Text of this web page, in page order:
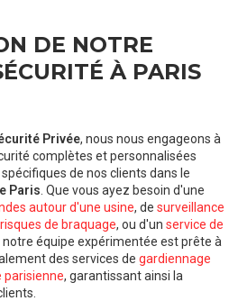
DE NOTRE
À PARIS
Privée, nous nous engageons à
complètes et personnalisées
de nos clients dans le
Paris . Que vous ayez besoin d'une
autour d'une usine, de surveillance
de braquage, ou d'un service de
notre équipe expérimentée est prête à
des services de gardiennage
parisienne, garantissant ainsi la